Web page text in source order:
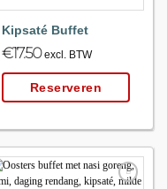
Kipsaté Buffet
€17.50excl. BTW
Reserveren